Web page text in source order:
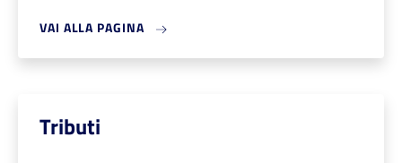
VAI ALLA PAGINA
Tributi